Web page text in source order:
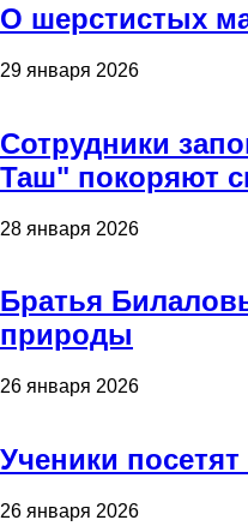
О шерстистых
29 января 2026
Сотрудники
Таш" покоряют
28 января 2026
Братья
природы
26 января 2026
Ученики
26 января 2026